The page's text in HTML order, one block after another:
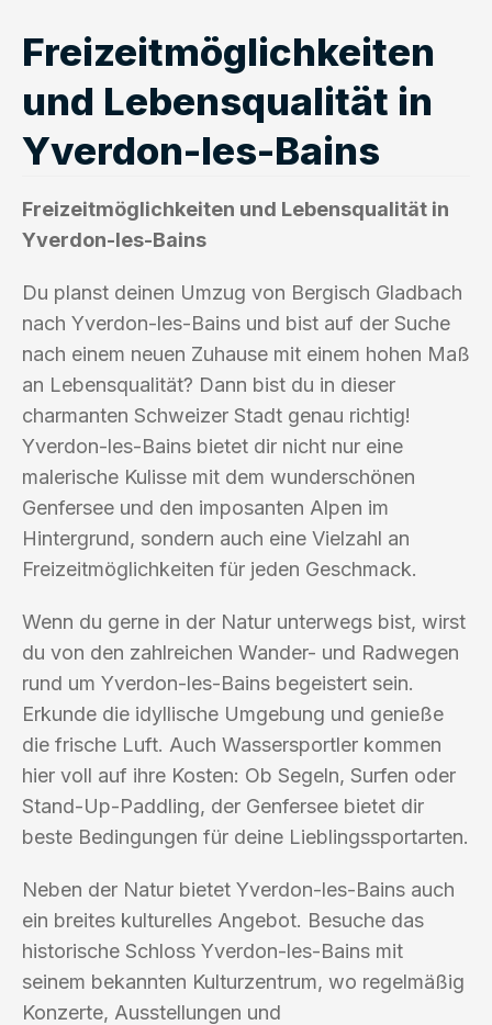
Freizeitmöglichkeiten
und Lebensqualität in
Yverdon-les-Bains
Freizeitmöglichkeiten und Lebensqualität in
Yverdon-les-Bains
Du planst deinen Umzug von Bergisch Gladbach
nach Yverdon-les-Bains und bist auf der Suche
nach einem neuen Zuhause mit einem hohen Maß
an Lebensqualität? Dann bist du in dieser
charmanten Schweizer Stadt genau richtig!
Yverdon-les-Bains bietet dir nicht nur eine
malerische Kulisse mit dem wunderschönen
Genfersee und den imposanten Alpen im
Hintergrund, sondern auch eine Vielzahl an
Freizeitmöglichkeiten für jeden Geschmack.
Wenn du gerne in der Natur unterwegs bist, wirst
du von den zahlreichen Wander- und Radwegen
rund um Yverdon-les-Bains begeistert sein.
Erkunde die idyllische Umgebung und genieße
die frische Luft. Auch Wassersportler kommen
hier voll auf ihre Kosten: Ob Segeln, Surfen oder
Stand-Up-Paddling, der Genfersee bietet dir
beste Bedingungen für deine Lieblingssportarten.
Neben der Natur bietet Yverdon-les-Bains auch
ein breites kulturelles Angebot. Besuche das
historische Schloss Yverdon-les-Bains mit
seinem bekannten Kulturzentrum, wo regelmäßig
Konzerte, Ausstellungen und